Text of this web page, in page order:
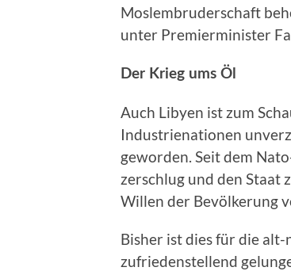
Moslembruderschaft
unter Premierminister
Der Krieg ums Öl
Auch Libyen ist zum
Industrienationen
geworden. Seit dem
zerschlug und den Staat
Willen der Bevölkerung
Bisher ist dies für die
zufriedenstellend